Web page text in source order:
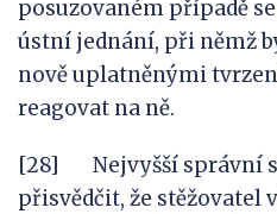
posuzovaném případě
ústní jednání, při němž
nově uplatněnými
reagovat na ně.
[28] Nejvyšší správní
přisvědčit, že stěžovatel